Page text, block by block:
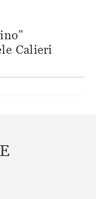
Calieri